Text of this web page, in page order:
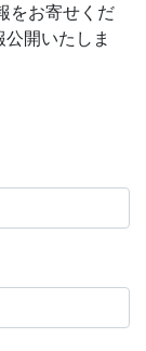
をお寄せくだ
開いたしま